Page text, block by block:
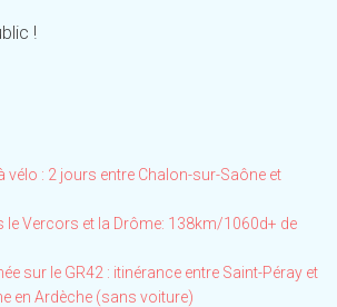
!
vélo : 2 jours entre Chalon-sur-Saône et
le Vercors et la Drôme: 138km/1060d+ de
sur le GR42 : itinérance entre Saint-Péray et
en Ardèche (sans voiture)